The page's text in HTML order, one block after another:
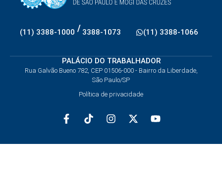
(11) 3388-1000 / 3388-1073 (11) 3388-1066
PALÁCIO DO TRABALHADOR
Rua Galvão Bueno 782, CEP 01506-000 - Bairro da Liberdade,
São Paulo/SP
Política de privacidade